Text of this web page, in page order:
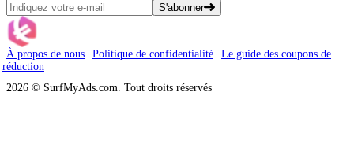
S'abonner
À propos de nous Politique de confidentialité
Le guide des coupons de
réduction
2026 © SurfMyAds.com. Tout droits réservés